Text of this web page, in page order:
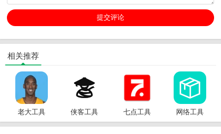
相关推荐
老大工具
箱新版
侠客工具
箱app
七点工具
箱app
网络工具
箱app